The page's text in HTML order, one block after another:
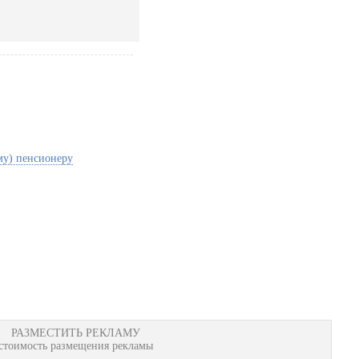
пенсионеру
РАЗМЕСТИТЬ РЕКЛАМУ
размещения рекламы